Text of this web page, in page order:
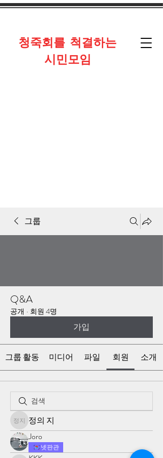
​청죽회를 척결하는
시민모임
그룹
Q&A
공개 · 회원 4명
가입
그룹 활동 미디어 파일 회원 소개
정의 지정의 지
Joro
넷판관